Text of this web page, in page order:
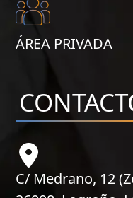
ÁREA PRIVADA
C/ Medrano, 12